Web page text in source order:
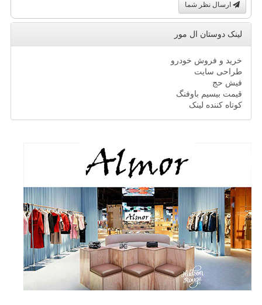
ارسال نظر شما
لینک دوستان ال مور
خرید و فروش خودرو
طراحی سایت
فیش حج
قیمت بیسیم باوفنگ
کوتاه کننده لینک